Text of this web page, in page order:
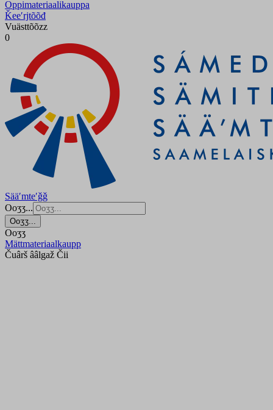
Oppimateriaalikauppa
Ǩeeʹrjtõõđ
Vuästtõõzz
0
Sääʹmteʹǧǧ
Ooʒʒ...
Ooʒʒ...
Ooʒʒ
Mättmateriaalkaupp
Čuârš ââlgaž Čii